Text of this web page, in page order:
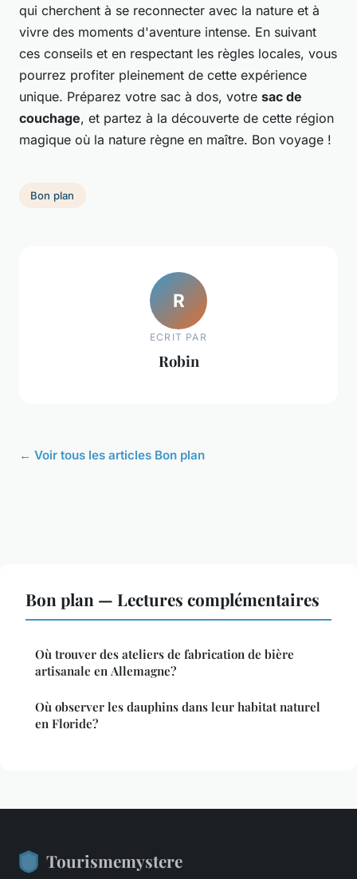
qui cherchent à se reconnecter avec la nature et à
vivre des moments d'aventure intense. En suivant
ces conseils et en respectant les règles locales, vous
pourrez profiter pleinement de cette expérience
unique. Préparez votre sac à dos, votre sac de
couchage, et partez à la découverte de cette région
magique où la nature règne en maître. Bon voyage !
Bon plan
R
ECRIT PAR
Robin
← Voir tous les articles Bon plan
Bon plan — Lectures complémentaires
Où trouver des ateliers de fabrication de bière
artisanale en Allemagne?
Où observer les dauphins dans leur habitat naturel
en Floride?
Tourismemystere